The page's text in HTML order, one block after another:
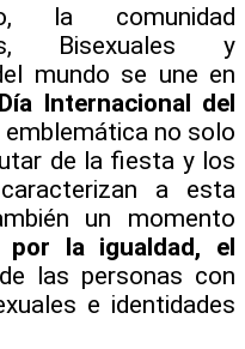
la comunidad
Bisexuales y
mundo se une en
Día Internacional del
no solo
de la fiesta y los
a esta
un momento
por la igualdad, el
de las personas con
e identidades